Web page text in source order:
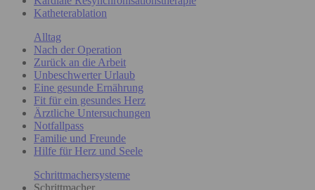
Katheterablation
Alltag
Nach der Operation
Zurück an die Arbeit
Unbeschwerter Urlaub
Eine gesunde Ernährung
Fit für ein gesundes Herz
Ärztliche Untersuchungen
Notfallpass
Familie und Freunde
Hilfe für Herz und Seele
Schrittmachersysteme
Schrittmacher